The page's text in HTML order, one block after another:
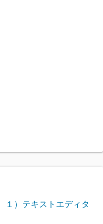
１）テキストエディタ